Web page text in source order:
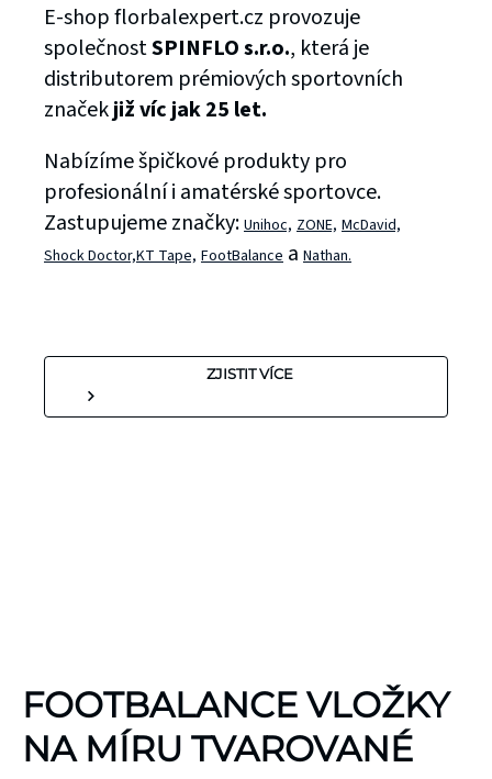
E-shop florbalexpert.cz provozuje
společnostSPINFLO s.r.o., která je
distributorem prémiových sportovních
značekjiž víc jak 25 let.
Nabízíme špičkové produkty pro
profesionální i amatérské sportovce.
Zastupujeme značky: Unihoc, ZONE, McDavid,
Shock Doctor,KT Tape, FootBalance a Nathan.
ZJISTIT VÍCE
FOOTBALANCE VLOŽKY
NA MÍRU TVAROVANÉ
KINEZIOLOGICKÉ
TEJPY
KT TAPE